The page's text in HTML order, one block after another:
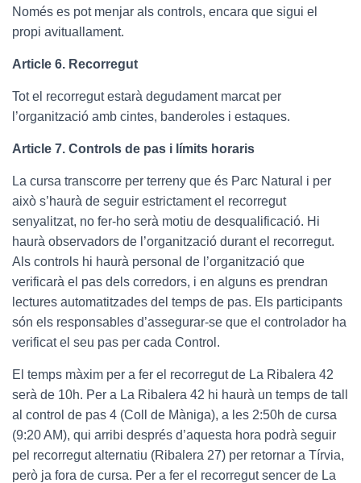
Només es pot menjar als controls, encara que sigui el
propi avituallament.
Article 6. Recorregut
Tot el recorregut estarà degudament marcat per
l’organització amb cintes, banderoles i estaques.
Article 7. Controls de pas i límits horaris
La cursa transcorre per terreny que és Parc Natural i per
això s’haurà de seguir estrictament el recorregut
senyalitzat, no fer-ho serà motiu de desqualificació. Hi
haurà observadors de l’organització durant el recorregut.
Als controls hi haurà personal de l’organització que
verificarà el pas dels corredors, i en alguns es prendran
lectures automatitzades del temps de pas. Els participants
són els responsables d’assegurar-se que el controlador ha
verificat el seu pas per cada Control.
El temps màxim per a fer el recorregut de La Ribalera 42
serà de 10h. Per a La Ribalera 42 hi haurà un temps de tall
al control de pas 4 (Coll de Màniga), a les 2:50h de cursa
(9:20 AM), qui arribi després d’aquesta hora podrà seguir
pel recorregut alternatiu (Ribalera 27) per retornar a Tírvia,
però ja fora de cursa. Per a fer el recorregut sencer de La